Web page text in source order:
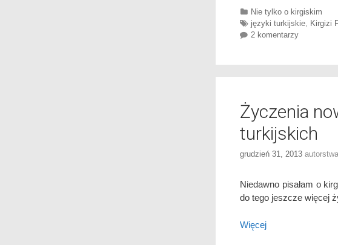
Categories
Nie tylko o kirgiskim
Tags
języki turkijskie, Kirgizi
2 komentarzy
Życzenia
turkijskich
grudzień 31, 2013 autorstwa
Niedawno pisałam o
do tego jeszcze więcej
Więcej